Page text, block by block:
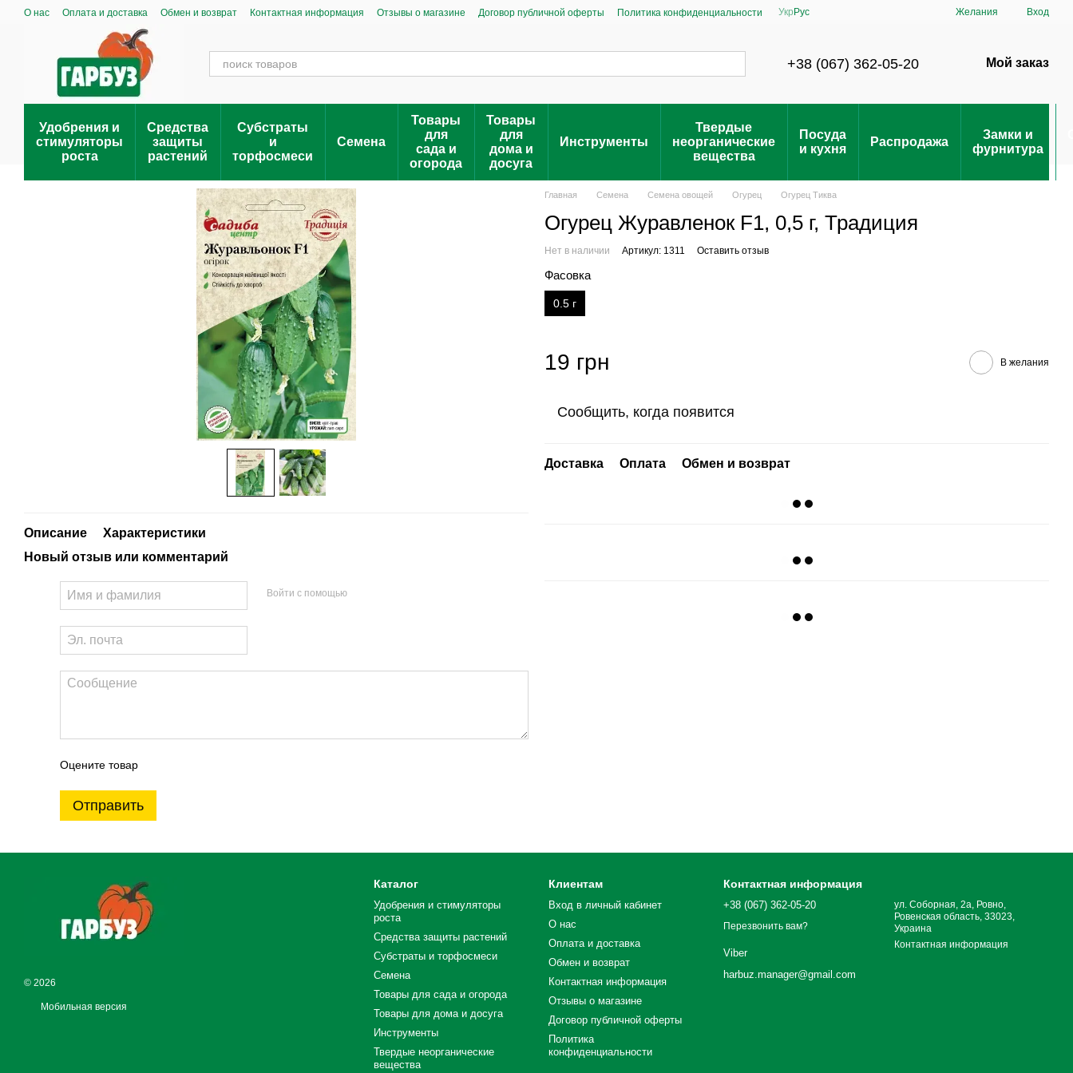
Перейти к основному контенту
О нас Оплата и доставка Обмен и возврат Контактная информация Отзывы о магазине Договор публичной оферты Политика конфиденциальности Укр Рус Желания Вход
+38 (067) 362-05-20 Мой заказ
Удобрения и
стимуляторы
роста
Средства
защиты
растений
Субстраты
и
торфосмеси
Семена
Товары
для
сада и
огорода
Товары
для
дома и
досуга
Инструменты
Твердые
неорганические
вещества
Посуда
и кухня
Распродажа
Замки и
фурнитура
Описание
Характеристики
Новый отзыв или комментарий
Войти с помощью
Оцените товар
Отправить
Главная Семена Семена овощей Огурец Огурец Тиква
Огурец Журавленок F1, 0,5 г, Традиция
Нет в наличии Артикул: 1311 Оставить отзыв
Фасовка
0.5 г
19 грн В желания
Сообщить, когда появится
Доставка Оплата Обмен и возврат
© 2026
Мобильная версия
Каталог
Удобрения и стимуляторы
роста
Средства защиты растений
Субстраты и торфосмеси
Семена
Товары для сада и огорода
Товары для дома и досуга
Инструменты
Твердые неорганические
вещества
Клиентам
Вход в личный кабинет
О нас
Оплата и доставка
Обмен и возврат
Контактная информация
Отзывы о магазине
Договор публичной оферты
Политика
конфиденциальности
Контактная информация
+38 (067) 362-05-20
Перезвонить вам?
Viber
harbuz.manager@gmail.com
ул. Соборная, 2а, Ровно,
Ровенская область, 33023,
Украина
Контактная информация